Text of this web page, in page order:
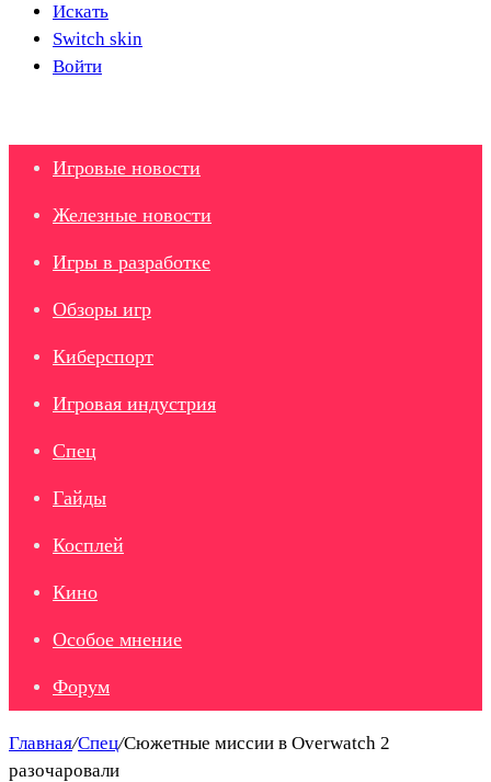
Искать
Switch skin
Войти
Игровые новости
Железные новости
Игры в разработке
Обзоры игр
Киберспорт
Игровая индустрия
Спец
Гайды
Косплей
Кино
Особое мнение
Форум
Главная/Спец/Сюжетные миссии в Overwatch 2
разочаровали